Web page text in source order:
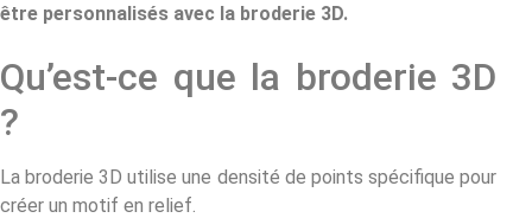
être personnalisés avec la broderie 3D.
Qu’est-ce que la broderie 3D
?
La broderie 3D utilise une densité de points spécifique pour
créer un motif en relief.